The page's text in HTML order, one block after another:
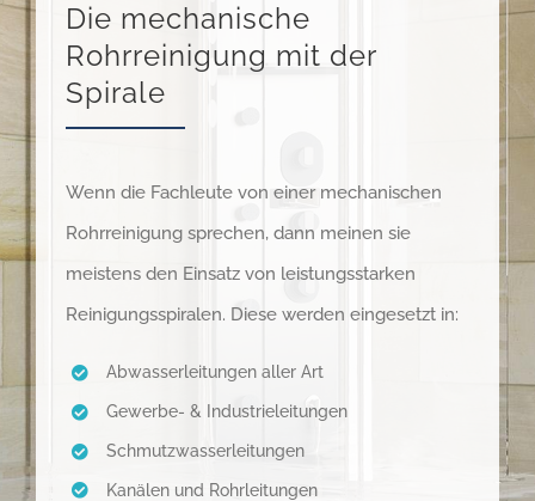
Die mechanische
Rohrreinigung mit der
Spirale
Wenn die Fachleute von einer mechanischen
Rohrreinigung sprechen, dann meinen sie
meistens den Einsatz von leistungsstarken
Reinigungsspiralen. Diese werden eingesetzt in:
Abwasserleitungen aller Art
Gewerbe- & Industrieleitungen
Schmutzwasserleitungen
Kanälen und Rohrleitungen